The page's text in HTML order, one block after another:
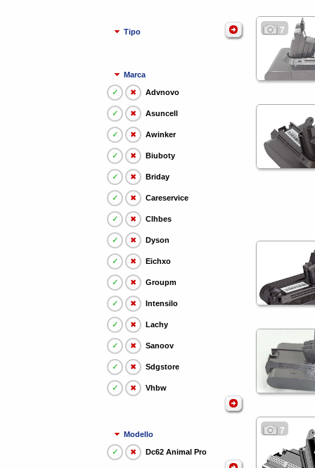
Tipo
Marca
✓ ✖ Advnovo
✓ ✖ Asuncell
✓ ✖ Awinker
✓ ✖ Biuboty
✓ ✖ Briday
✓ ✖ Careservice
✓ ✖ Clhbes
✓ ✖ Dyson
✓ ✖ Eichxo
✓ ✖ Groupm
✓ ✖ Intensilo
✓ ✖ Lachy
✓ ✖ Sanoov
✓ ✖ Sdgstore
✓ ✖ Vhbw
Modello
✓ ✖ Dc62 Animal Pro
7
7